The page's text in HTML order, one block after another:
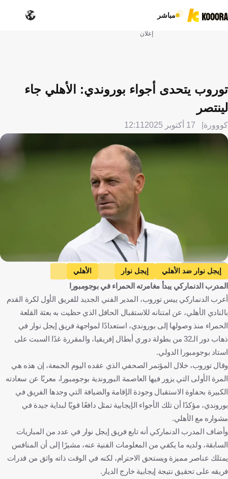
مباشر
إعلان
توروب يتحدى أجواء بوروندي: الأهلي جاء
لينتصر
كووورة 17 أكتوبر 2025 12:11
Getty Images
إيجل نوار ضد الأهلي إيجل نوار
الأهلي
دوري أبطال إفريقيا - المرحلة التمهيدية
يس ثوروب
كرة قدم
المدرب الدنماركي يبدأ مغامرته الحمراء في بوجومبورا
أعرب الدنماركي ييس توروب، المدير الفني الجديد للفريق الأول لكرة القدم
بالنادي الأهلي، عن امتنانه للاستقبال الحافل الذي حظيت به بعثة القلعة
الحمراء منذ وصولها إلى بوروندي، استعدادًا لمواجهة فريق إيجل نوار في
ذهاب دور الـ32 من بطولة دوري أبطال إفريقيا، والمقررة غدًا السبت على
استاد بوجومبورا الدولي.
وقال توروب، خلال المؤتمر الصحفي الذي عقده اليوم الجمعة، إن هذه هي
المرة الأولى التي يزور فيها العاصمة البوروندية بوجومبورا، معربًا عن سعادته
الكبيرة بحفاوة الاستقبال وجودة الإقامة والضيافة التي وجدها الفريق في
بوروندي، مؤكدًا أن تلك الأجواء الإيجابية تمثل دافعًا قويًا لبداية جيدة في
مشواره مع الأهلي.
وأضاف المدرب الدنماركي أنه تابع فريق إيجل نوار في عدد من المباريات
السابقة، ولديه ما يكفي من المعلومات الفنية عنه، مشيرًا إلى أن المنافس
يمتلك عناصر مميزة ويستحق الاحترام، لكنه في الوقت ذاته واثق من قدرات
فريقه على تحقيق نتيجة إيجابية خارج الديار.